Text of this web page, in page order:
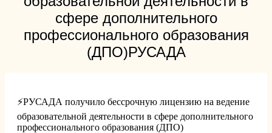
сфере дополнительного
профессионального образования
(ДПО)РУСАДА
⚡️РУСАДА получило бессрочную лицензию на ведение
образовательной деятельности в сфере дополнительного
профессионального образования (ДПО)